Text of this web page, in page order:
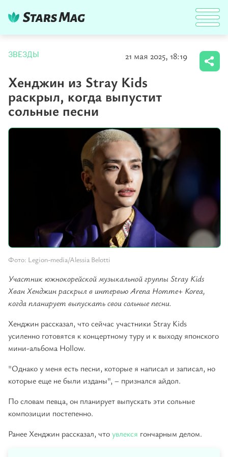
ЗВЕЗДЫ 21 мая 2025, 18:19
Хенджин из Stray Kids
раскрыл, когда выпустит
сольные песни
Фото: Legion-media/Alessia Belotti
Участник южнокорейской музыкальной группы Stray Kids
Хван Хенджин раскрыл в интервью Arena Homme+ Korea,
когда планирует выпускать свои сольные песни.
Хенджин рассказал, что сейчас участники Stray Kids
усиленно готовятся к концертному туру и к выходу японского
мини-альбома Hollow.
"Однако у меня есть песни, которые я написал и записал, но
которые еще не были изданы", – признался айдол.
По словам певца, он планирует выпускать эти сольные
композиции постепенно.
Ранее Хенджин рассказал, чтоувлекся гончарным делом.